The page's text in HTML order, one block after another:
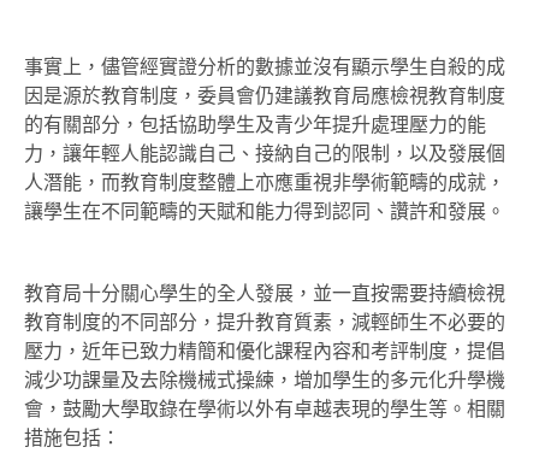
事實上，儘管經實證分析的數據並沒有顯示學生自殺的成
因是源於教育制度，委員會仍建議教育局應檢視教育制度
的有關部分，包括協助學生及青少年提升處理壓力的能
力，讓年輕人能認識自己、接納自己的限制，以及發展個
人潛能，而教育制度整體上亦應重視非學術範疇的成就，
讓學生在不同範疇的天賦和能力得到認同、讚許和發展。
教育局十分關心學生的全人發展，並一直按需要持續檢視
教育制度的不同部分，提升教育質素，減輕師生不必要的
壓力，近年已致力精簡和優化課程內容和考評制度，提倡
減少功課量及去除機械式操練，增加學生的多元化升學機
會，鼓勵大學取錄在學術以外有卓越表現的學生等。相關
措施包括：